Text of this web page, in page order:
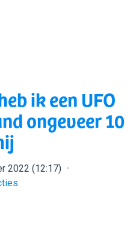
ik een UFO
ongeveer 10
2022 (12:17)